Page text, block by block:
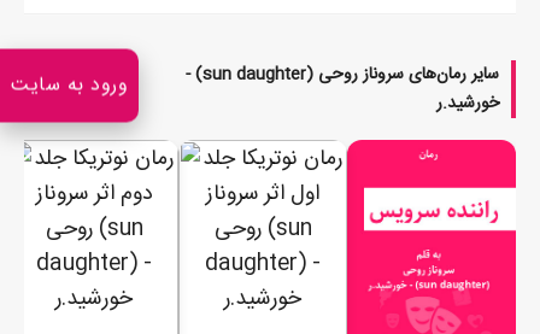
سایر رمان‌های سروناز روحی (sun daughter) -
خورشید.ر
مشاهده
همه
ورود به سایت